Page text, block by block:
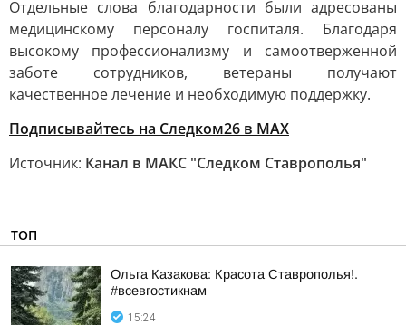
Отдельные слова благодарности были адресованы
медицинскому персоналу госпиталя. Благодаря
высокому профессионализму и самоотверженной
заботе сотрудников, ветераны получают
качественное лечение и необходимую поддержку.
Подписывайтесь на Следком26 в МАХ
Источник: Канал в МАКС "Следком Ставрополья"
ТОП
Ольга Казакова: Красота Ставрополья!.
#всевгостикнам
15:24